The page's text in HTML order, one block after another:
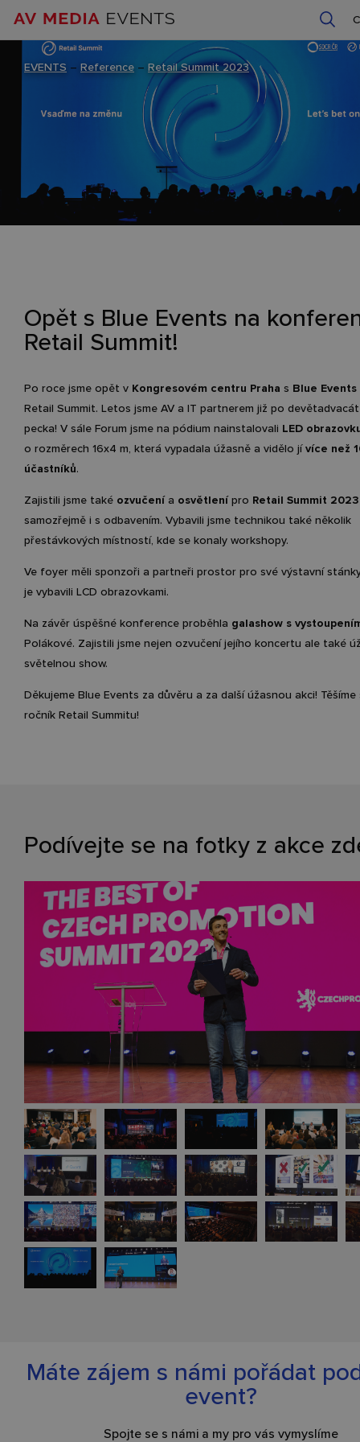
EVENTS – Reference – Retail Summit 2023
Opět s Blue Events na
Retail Summit!
Po roce jsme opět v Kongresovém centru Praha s Blue Events
Retail Summit. Letos jsme AV a IT partnerem již po
pecka! V sále Forum jsme na pódium nainstalovali LED
o rozměrech 16x4 m, která vypadala úžasně a vidělo jívíce než
účastníků.
Zajistili jsme také ozvučenía osvětlenípro Retail Summit
samozřejmě i s odbavením. Vybavili jsme technikou také několik
přestávkových místností, kde se konaly workshopy.
Ve foyer měli sponzoři a partneři prostor pro své výstavní
je vybavili LCD obrazovkami.
Na závěr úspěšné konference proběhla galashow s
Polákové. Zajistili jsme nejen ozvučení jejího koncertu ale také
světelnou show.
Děkujeme Blue Events za důvěru a za další úžasnou akci!
ročník Retail Summitu!
Podívejte se na fotky z akce
Máte zájem s námi pořádat
event?
Spojte se s námi a my pro vás vymyslíme